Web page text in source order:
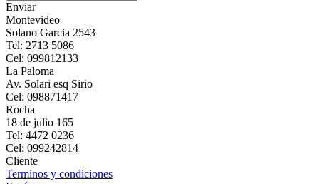
Enviar
Montevideo
Solano Garcia 2543
Tel: 2713 5086
Cel: 099812133
La Paloma
Av. Solari esq Sirio
Cel: 098871417
Rocha
18 de julio 165
Tel: 4472 0236
Cel: 099242814
Cliente
Terminos y condiciones